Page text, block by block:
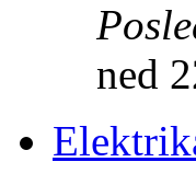
ned